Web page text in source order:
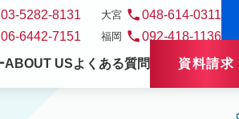
03-5282-8131 大宮 phone048-614-0311
06-6442-7151 福岡 phone092-418-1136
ABOUT USよくある質問 資料請求